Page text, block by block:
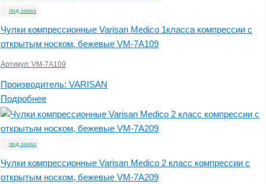
под заказ
Чулки компрессионные Varisan Medico 1класса компрессии c
открытым носком, бежевые VM-7А109
Артикул: VM-7А109
Производитель: VARISAN
Подробнее
под заказ
Чулки компрессионные Varisan Medico 2 класс компрессии с
открытым носком, бежевые VM-7А209